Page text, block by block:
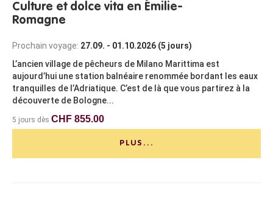
Culture et dolce vita en Émilie-
Romagne
Prochain voyage: 27.09. - 01.10.2026 (5 jours)
L’ancien village de pêcheurs de Milano Marittima est
aujourd’hui une station balnéaire renommée bordant les eaux
tranquilles de l’Adriatique. C’est de là que vous partirez à la
découverte de Bologne...
5 jours dès CHF 855.00
PLUS...